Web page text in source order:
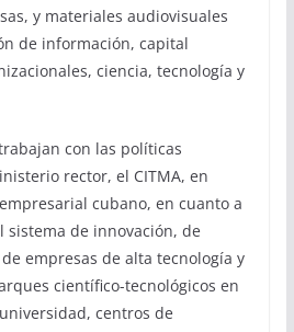
y materiales audiovisuales
de información, capital
ciencia, tecnología y
con las políticas
rector, el CITMA, en
cubano, en cuanto a
sistema de innovación, de
empresas de alta tecnología y
científico-tecnológicos en
centros de